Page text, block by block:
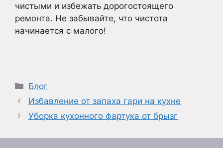
чистыми и избежать дорогостоящего
ремонта. Не забывайте, что чистота
начинается с малого!
Рубрики
Блог
Избавление от запаха гари на кухне
Уборка кухонного фартука от брызг